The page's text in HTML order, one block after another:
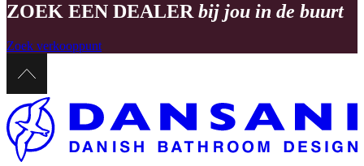
ZOEK EEN DEALER bij jou in de buurt
Zoek verkooppunt